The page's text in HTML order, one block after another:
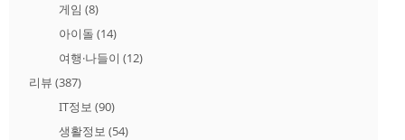
게임 (8)
아이돌 (14)
여행·나들이 (12)
리뷰 (387)
IT정보 (90)
생활정보 (54)